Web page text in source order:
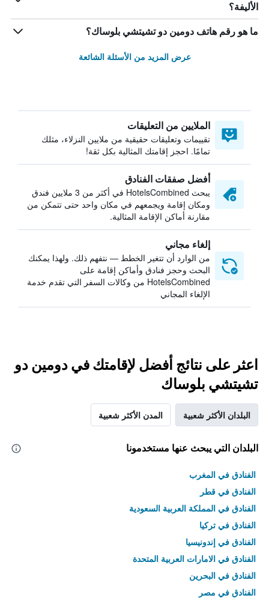
الأليفة؟
ما هو رقم هاتف دومين دو تشيتشي بلوساك؟
عرض المزيد من الأسئلة الشائعة
الملايين من التعليقات
تقييمات وتعليقات حقيقية من ملايين النزلاء، مثلك
تمامًا. احجز إقامتك المثالية بكل ثقة!
أفضل صفقات الفنادق
يبحث HotelsCombined في أكثر من 3 ملايين فندق
ومكان إقامة ويجمعهم في مكان واحد حتى تتمكن من
مقارنة أماكن الإقامة المثالية.
إلغاء مجاني
من الوارد أن تتغير الخطط — نتفهم ذلك. ولهذا يمكنك
البحث وحجز فنادق وأماكن إقامة على
HotelsCombined من وكالات السفر التي تقدم خدمة
الإلغاء المجاني
اعثر على نتائج أفضل لإقامتك في دومين دو
تشيتشي بلوساك
البلدان الأكثر شعبية المدن الأكثر شعبية
البلدان التي يبحث عنها مستخدمونا
الفنادق في المغرب
الفنادق في قطر
الفنادق في المملكة العربية السعودية
الفنادق في تركيا
الفنادق في إندونيسيا
الفنادق في الامارات العربية المتحدة
الفنادق في البحرين
الفنادق في مصر